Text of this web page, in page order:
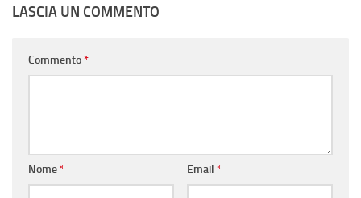
LASCIA UN COMMENTO
Commento*
Nome* Email *